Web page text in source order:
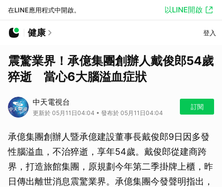
在LINE應用程式中開啟。 以LINE開啟
健康 登入
震驚業界！承億集團創辦人戴俊郎54歲
猝逝 當心6大腦溢血症狀
中天電視台
更新於 05月11日04:04 • 發布於 05月11日04:04
訂閱
承億集團創辦人暨承億建設董事長戴俊郎9日因多發
性腦溢血，不治猝逝，享年54歲。戴俊郎從建商跨
界，打造旅館集團，原規劃今年第二季掛牌上櫃，昨
日傳出離世消息震驚業界。承億集團今發聲明指出，